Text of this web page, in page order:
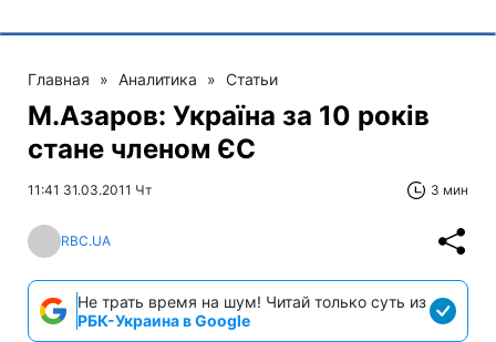
Главная » Аналитика » Статьи
М.Азаров: Україна за 10 років
стане членом ЄС
11:41 31.03.2011 Чт 3 мин
RBC.UA
Не трать время на шум! Читай только суть из
РБК-Украина в Google